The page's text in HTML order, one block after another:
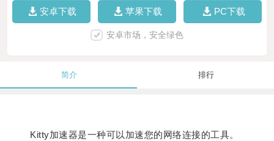
安卓下载 苹果下载 PC下载
安卓市场，安全绿色
简介 排行
Kitty加速器是一种可以加速您的网络连接的工具。